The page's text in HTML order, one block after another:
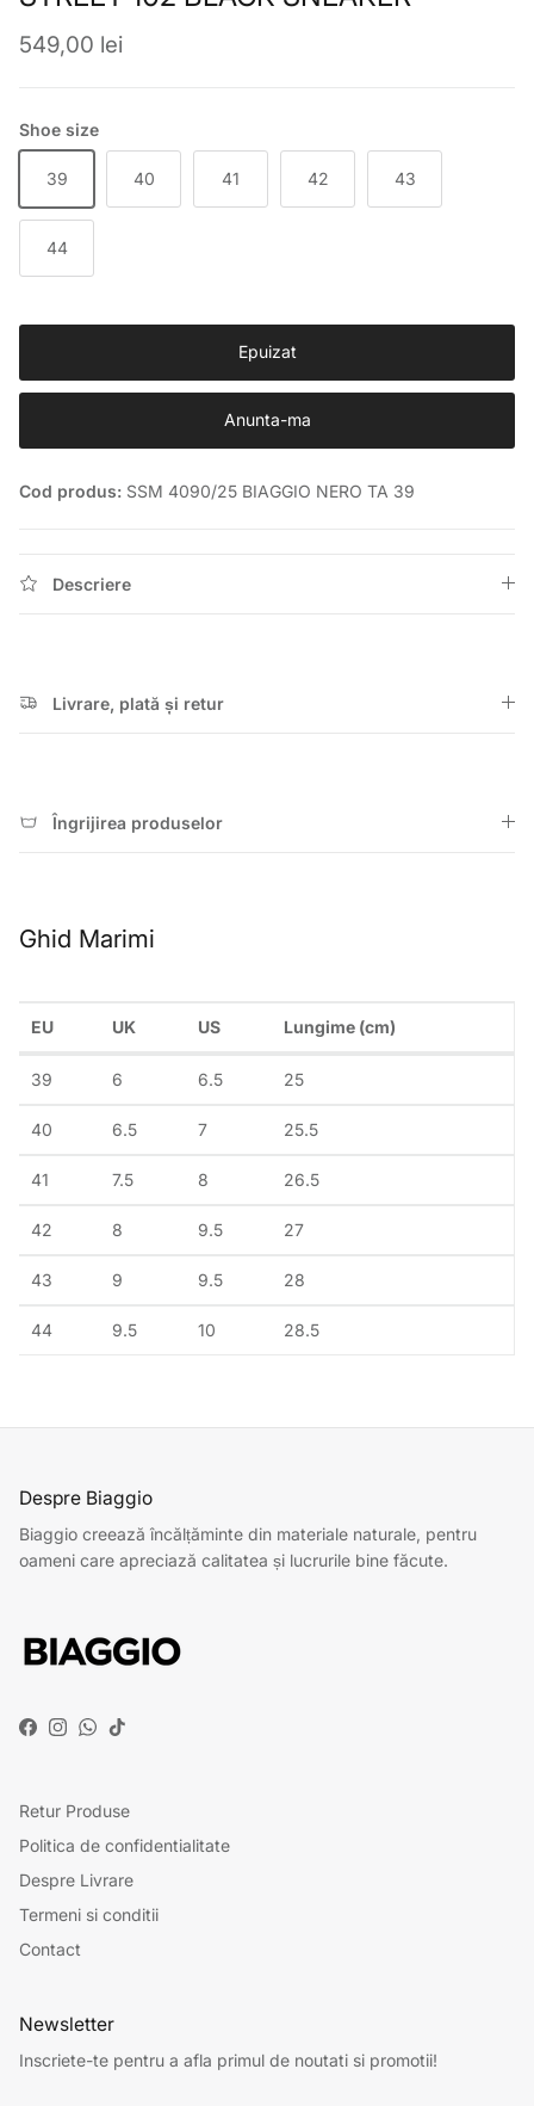
Preț obișnuit
549,00 lei
Shoe size
39 40 41 42 43
44
Epuizat
Anunta-ma
Cod produs: SSM 4090/25 BIAGGIO NERO TA 39
Descriere
Livrare, plată și retur
Îngrijirea produselor
Ghid Marimi
EU UK US Lungime (cm)
39 6 6.5 25
40 6.5 7 25.5
41 7.5 8 26.5
42 8 9.5 27
43 9 9.5 28
44 9.5 10 28.5
Despre Biaggio
Biaggio creează încălțăminte din materiale naturale, pentru
oameni care apreciază calitatea și lucrurile bine făcute.
Facebook
Instagram
WhatsApp
TikTok
Retur Produse
Politica de confidentialitate
Despre Livrare
Termeni si conditii
Contact
Newsletter
Inscriete-te pentru a afla primul de noutati si promotii!